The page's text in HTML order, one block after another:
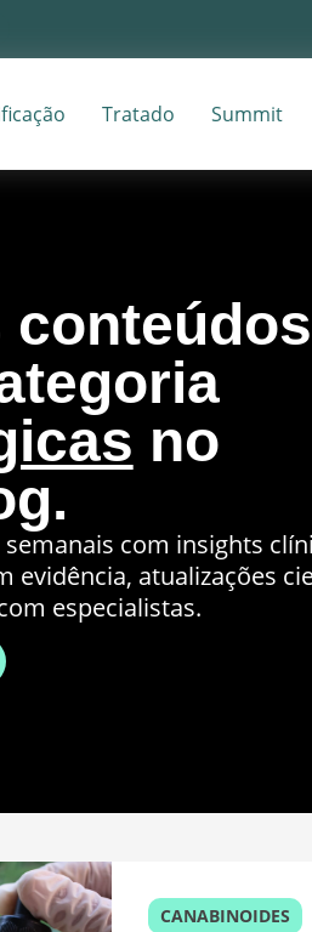
Tratado Summit
conteúdos
no
com insights
evidência, atualizações
especialistas.
CANABINOIDES